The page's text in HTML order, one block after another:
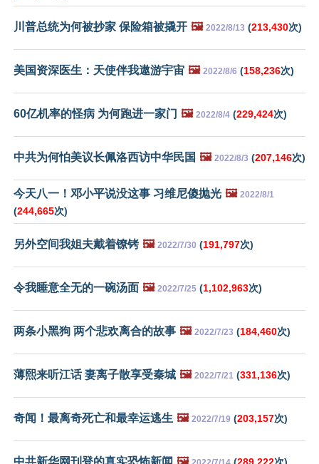
川普总统为何被抄家 保险箱被撬开 🖼️ 2022/8/13 (213,430次)
美国资深医生：天使伴我遨游宇宙 🖼️ 2022/8/6 (158,236次)
60亿机率的怪病 为何跑进一家门 🖼️ 2022/8/4 (229,424次)
中共为何怕美议长佩洛西访中华民国 🖼️ 2022/8/3 (207,146次)
今天八一！邓小平说没这事 习维尼傻抛光 🖼️ 2022/8/1
(244,665次)
另外空间我姐夫戴着镣铐 🖼️ 2022/7/30 (191,797次)
令我睡意全无的一碗汤面 🖼️ 2022/7/25 (1,102,963次)
两条小黑狗 两个悲欢离合的故事 🖼️ 2022/7/23 (184,460次)
薄熙来听江话 妻离子散享受秦城 🖼️ 2022/7/21 (331,136次)
奇闻！最离奇死亡和最幸运逃生 🖼️ 2022/7/19 (203,157次)
中共新华网刊登的真实恐怖新闻 🖼️ (289,222次)